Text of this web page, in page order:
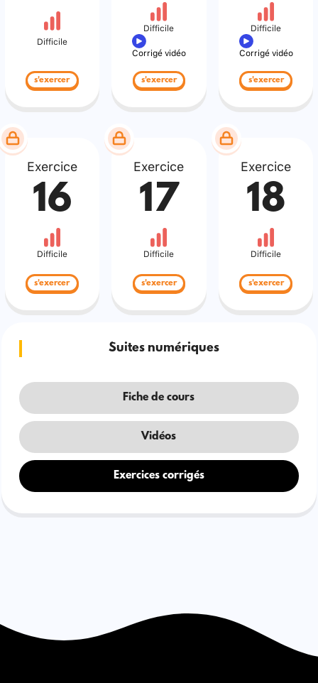
Difficile
s'exercer
Difficile
Corrigé vidéo
s'exercer
Difficile
Corrigé vidéo
s'exercer
Exercice
16
Difficile
s'exercer
Exercice
17
Difficile
s'exercer
Exercice
18
Difficile
s'exercer
Suites numériques
Fiche de cours
Vidéos
Exercices corrigés